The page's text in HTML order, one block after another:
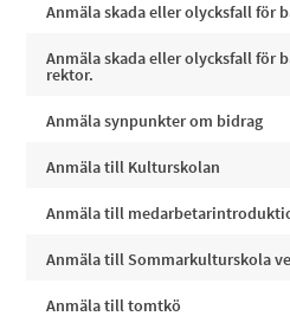
Anmäla skada eller olycksfall för
Anmäla skada eller olycksfall för
rektor.
Anmäla synpunkter om bidrag
Anmäla till Kulturskolan
Anmäla till
Anmäla till Sommarkulturskola
Anmäla till tomtkö